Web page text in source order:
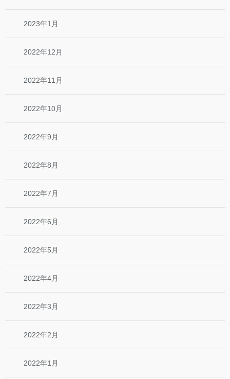
2023年1月
2022年12月
2022年11月
2022年10月
2022年9月
2022年8月
2022年7月
2022年6月
2022年5月
2022年4月
2022年3月
2022年2月
2022年1月